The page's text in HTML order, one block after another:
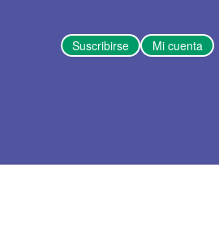
Suscribirse Mi cuenta